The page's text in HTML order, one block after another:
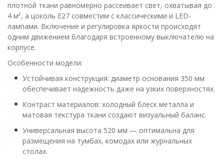
плотной ткани равномерно рассеивает свет, охватывая до
4 м², а цоколь E27 совместим с классическими и LED-
лампами. Включение и регулировка яркости происходят
одним движением благодаря встроенному выключателю на
корпусе.
Особенности модели:
Устойчивая конструкция: диаметр основания 350 мм
обеспечивает надежность даже на узких поверхностях.
Контраст материалов: холодный блеск металла и
матовая текстура ткани создают визуальный баланс.
Универсальная высота 520 мм — оптимальна для
размещения на тумбах, комодах или журнальных
столах.